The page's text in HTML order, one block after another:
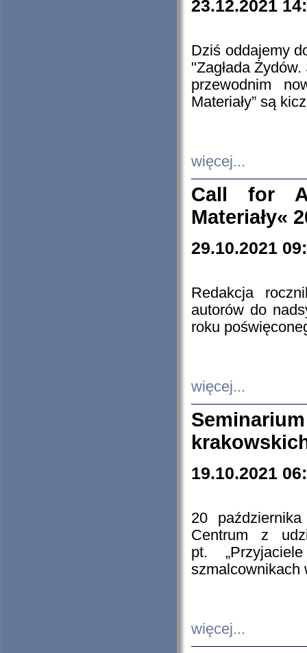
23.12.2021
Dziś oddajemy
"Zagłada
przewodnim
Materiały” są
więcej...
Call for
Materiały«
29.10.2021
Redakcja
autorów do
roku
więcej...
19.10.2021
20
Centrum z
pt.
szmalcownikach
więcej...